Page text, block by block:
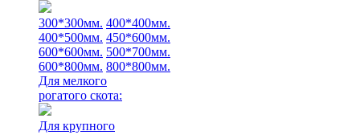
300*300мм. 400*400мм.
400*500мм. 450*600мм.
600*600мм. 500*700мм.
600*800мм. 800*800мм.
Для мелкого
рогатого скота:
Для крупного